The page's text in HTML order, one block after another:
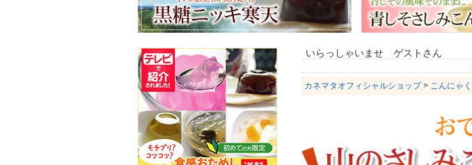
いらっしゃいませ ゲストさん
カネマタオフィシャルショップ> こんにゃく